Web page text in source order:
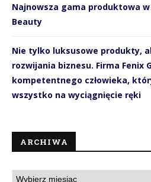
Najnowsza gama produktowa
Beauty
Nie tylko luksusowe produkty,
rozwijania biznesu. Firma Fenix
kompetentnego człowieka,
wszystko na wyciągnięcie ręki
ARCHIWA